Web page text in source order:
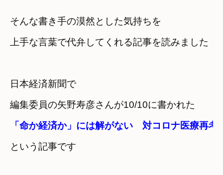
そんな書き手の漠然とした気持ちを
上手な言葉で代弁してくれる記事を読みました
日本経済新聞で
編集委員の矢野寿彦さんが10/10に書かれた
「命か経済か」には解がない　対コロナ医療再考
という記事です